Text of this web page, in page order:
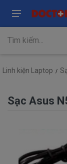
Linh kiện Laptop
Sạc Asus